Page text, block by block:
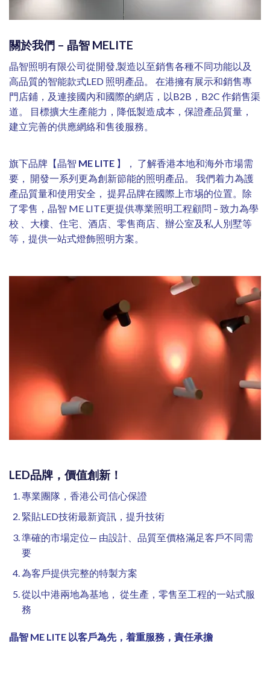
關於我們 – 晶智 MELITE
晶智照明有限公司從開發,製造以至銷售各種不同功能以及
高品質的智能款式LED 照明產品。 在港擁有展示和銷售專
門店鋪，及連接國內和國際的網店，以B2B，B2C 作銷售渠
道。 目標擴大生產能力，降低製造成本，保證產品質量，
建立完善的供應網絡和售後服務。
旗下品牌【晶智 ME LITE 】， 了解香港本地和海外市場需
要， 開發一系列更為創新節能的照明產品。 我們着力為護
產品質量和使用安全， 提昇品牌在國際上市埸的位置。除
了零售，晶智 ME LITE更提供專業照明工程顧問 – 致力為學
校 、大樓、住宅、酒店、零售商店、辦公室及私人別墅等
等，提供一站式燈飾照明方案。
LED品牌，價值創新！
專業團隊，香港公司信心保證
緊貼LED技術最新資訊，提升技術
準確的市場定位— 由設計、品質至價格滿足客戶不同需
要
為客戶提供完整的特製方案
從以中港兩地為基地， 從生產，零售至工程的一站式服
務
晶智 ME LITE 以客戶為先，着重服務，責任承擔